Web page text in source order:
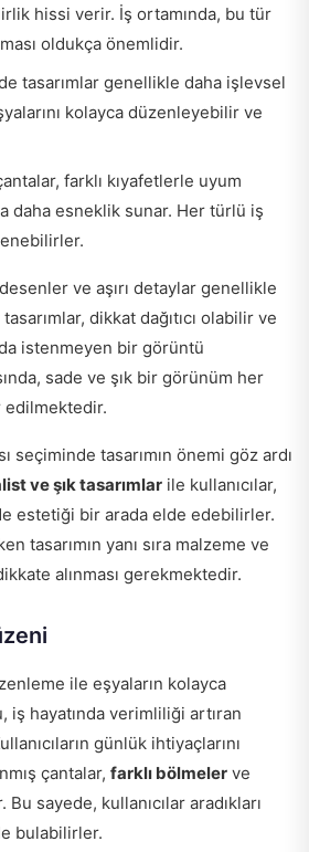
hissi verir. İş ortamında, bu tür
oldukça önemlidir.
tasarımlar genellikle daha işlevsel
kolayca düzenleyebilir ve
farklı kıyafetlerle uyum
daha esneklik sunar. Her türlü iş
ve aşırı detaylar genellikle
dikkat dağıtıcı olabilir ve
istenmeyen bir görüntü
sade ve şık bir görünüm her
edilmektedir.
seçiminde tasarımın önemi göz ardı
ve şık tasarımlar ile kullanıcılar,
estetiği bir arada elde edebilirler.
tasarımın yanı sıra malzeme ve
alınması gerekmektedir.
ile eşyaların kolayca
iş hayatında verimliliği artıran
günlük ihtiyaçlarını
çantalar, farklı bölmeler ve
Bu sayede, kullanıcılar aradıkları
bulabilirler.